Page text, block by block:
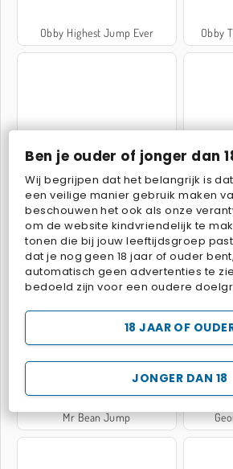
Ben je ouder of jonger dan
Wij begrijpen dat het belangrijk is
een veilige manier gebruik maken
beschouwen het ook als onze
om de website kindvriendelijk te
tonen die bij jouw leeftijdsgroep
dat je nog geen 18 jaar of ouder
automatisch geen advertenties te
bedoeld zijn voor een oudere
JONGER DAN 18
18 JAAR OF
Obby Highest Jump Ever Obby
Tomb Runner
Kawaii Jump
Mr Bean Jump